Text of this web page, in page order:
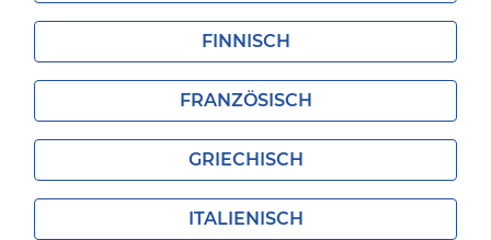
FINNISCH
FRANZÖSISCH
GRIECHISCH
ITALIENISCH